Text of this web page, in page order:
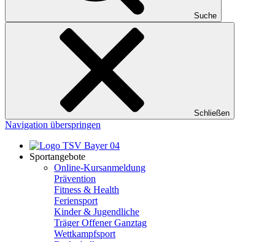
Suche
Schließen
Navigation überspringen
Sportangebote
Online-Kursanmeldung
Prävention
Fitness & Health
Feriensport
Kinder & Jugendliche
Träger Offener Ganztag
Wettkampfsport